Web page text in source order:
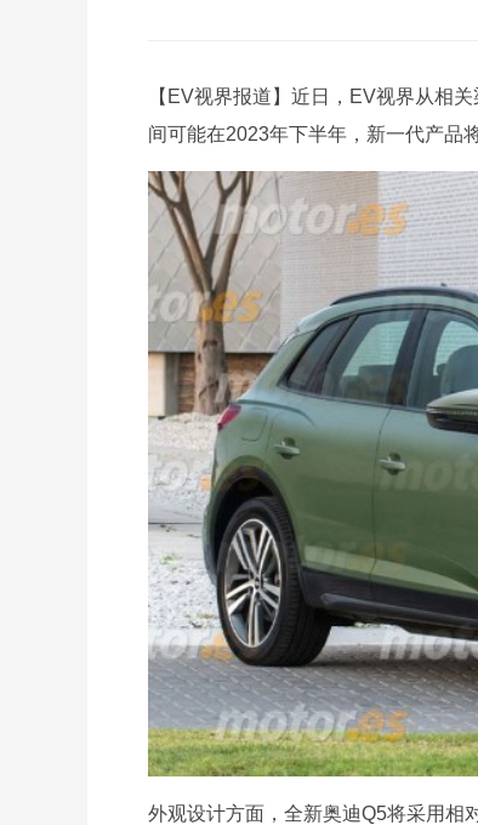
【EV视界报道】近日，EV视界从相
间可能在2023年下半年，新一代产品
外观设计方面，全新奥迪Q5将采用相